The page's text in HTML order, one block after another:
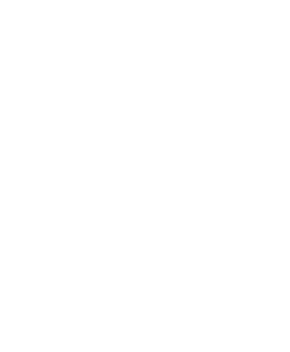
України Володимир Зеленський